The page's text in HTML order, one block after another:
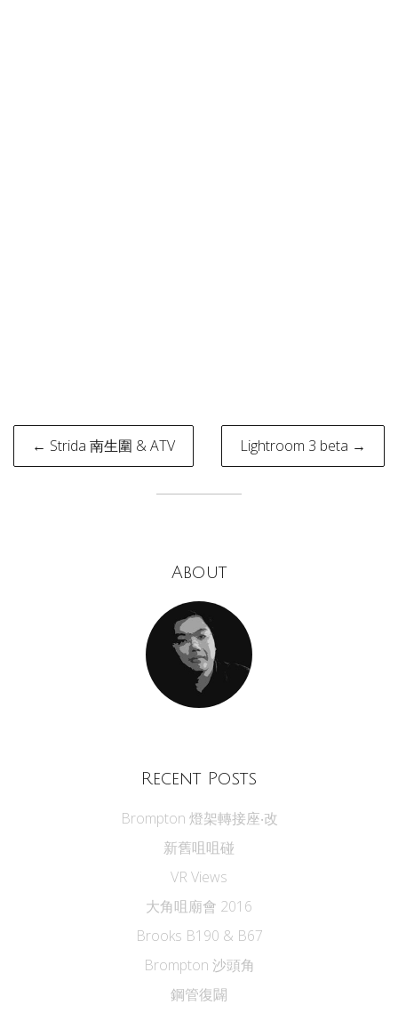
Post
navigation
← Strida 南生圍 & ATV Lightroom 3 beta →
About
Recent Posts
Brompton 燈架轉接座‧改
新舊咀咀碰
VR Views
大角咀廟會 2016
Brooks B190 & B67
Brompton 沙頭角
鋼管復闢